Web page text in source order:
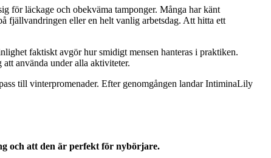
för läckage och obekväma tamponger. Många har känt
fjällvandringen eller en helt vanlig arbetsdag. Att hitta ett
faktiskt avgör hur smidigt mensen hanteras i praktiken.
använda under alla aktiviteter.
till vinterpromenader. Efter genomgången landar IntiminaLily
och att den är perfekt för nybörjare.